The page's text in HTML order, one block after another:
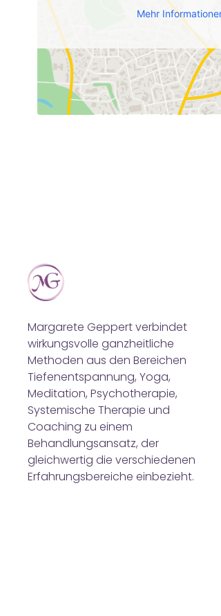
Mehr
Margarete Geppert verbindet
wirkungsvolle ganzheitliche
Methoden aus den Bereichen
Tiefenentspannung, Yoga,
Meditation, Psychotherapie,
Systemische Therapie und
Coaching zu einem
Behandlungsansatz, der
gleichwertig die verschiedenen
Erfahrungsbereiche einbezieht.